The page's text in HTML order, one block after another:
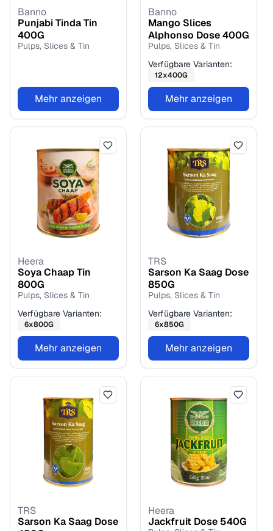
Banno
Punjabi Tinda Tin
400G
Pulps, Slices & Tin
Mehr anzeigen
Banno
Mango Slices
Alphonso Dose400G
Pulps, Slices & Tin
Verfügbare Varianten:
12x400G
Mehr anzeigen
Heera
Soya Chaap Tin
800G
Pulps, Slices & Tin
Verfügbare Varianten:
6x800G
Mehr anzeigen
TRS
Sarson Ka Saag Dose
850G
Pulps, Slices & Tin
Verfügbare Varianten:
6x850G
Mehr anzeigen
TRS
Sarson Ka Saag Dose
Heera
Jackfruit Dose 540G